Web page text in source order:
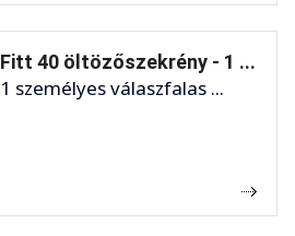
Fitt 40 öltözőszekrény - 1 ...
1 személyes válaszfalas ...